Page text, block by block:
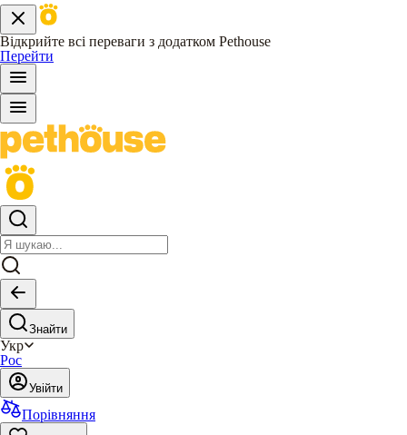
Відкрийте всі переваги з додатком Pethouse
Перейти
Знайти
Укр
Рос
Увійти
Порівняння